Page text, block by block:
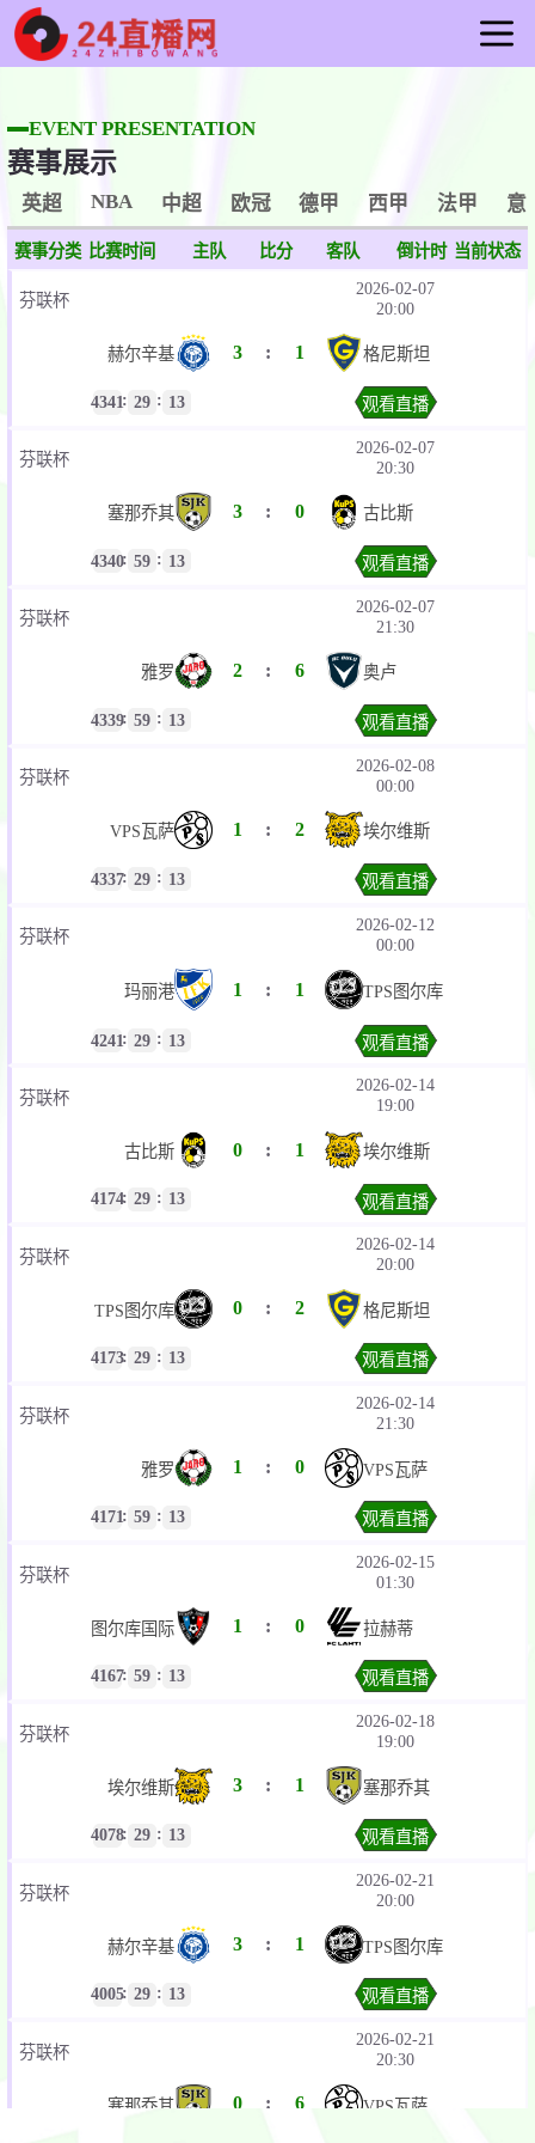
足球直播
篮球直播
重要赛事
资讯
录像
EVENT PRESENTATION
赛事展示
英超 NBA 中超 欧冠 德甲 西甲 法甲 意
赛事分类 比赛时间 主队 比分 客队 倒计时 当前状态
芬联杯
2026-02-07
20:00
赫尔辛基 3 : 1 格尼斯坦
4341: 29 : 13 观看直播
芬联杯
2026-02-07
20:30
塞那乔其 3 : 0 古比斯
4340: 59 : 13 观看直播
芬联杯
2026-02-07
21:30
雅罗 2 : 6 奥卢
4339: 59 : 13 观看直播
芬联杯
2026-02-08
00:00
VPS瓦萨 1 : 2 埃尔维斯
4337: 29 : 13 观看直播
芬联杯
2026-02-12
00:00
玛丽港 1 : 1 TPS图尔库
4241: 29 : 13 观看直播
芬联杯
2026-02-14
19:00
古比斯 0 : 1 埃尔维斯
4174: 29 : 13 观看直播
芬联杯
2026-02-14
20:00
TPS图尔库 0 : 2 格尼斯坦
4173: 29 : 13 观看直播
芬联杯
2026-02-14
21:30
雅罗 1 : 0 VPS瓦萨
4171: 59 : 13 观看直播
芬联杯
2026-02-15
01:30
图尔库国际 1 : 0 拉赫蒂
4167: 59 : 13 观看直播
芬联杯
2026-02-18
19:00
埃尔维斯 3 : 1 塞那乔其
4078: 29 : 13 观看直播
芬联杯
2026-02-21
20:00
赫尔辛基 3 : 1 TPS图尔库
4005: 29 : 13 观看直播
芬联杯
2026-02-21
20:30
塞那乔其 0 : 6 VPS瓦萨